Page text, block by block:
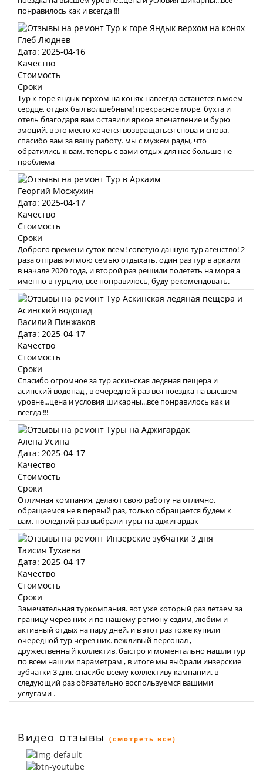
понравилось как и всегда !!!
Глеб Люднев
Дата: 2025-04-16
Качество
Стоимость
Сроки
Тур к горе яндык верхом на конях навсегда останется в моем
сердце, отдых был волшебным! прекрасное море, бухта и
отель благодаря вам оставили яркое впечатление и бурю
эмоций. в это место хочется возвращаться снова и снова.
спасибо вам за вашу работу. мы с мужем рады, что
обратились к вам. теперь с вами отдых для нас больше не
проблема
Георгий Мосжухин
Дата: 2025-04-17
Качество
Стоимость
Сроки
Доброго времени суток всем! советую данную тур агенство! 2
раза отправлял мою семью отдыхать, один раз тур в аркаим
в начале 2020 года, и второй раз решили полететь на моря а
именно в турцию, все понравилось, буду рекомендовать.
Василий Пинжаков
Дата: 2025-04-17
Качество
Стоимость
Сроки
Спасибо огромное за тур аскинская ледяная пещера и
асинский водопад , в очередной раз вся поездка на высшем
уровне...цена и условия шикарны...все понравилось как и
всегда !!!
Алёна Усина
Дата: 2025-04-17
Качество
Стоимость
Сроки
Отличная компания, делают свою работу на отлично,
обращаемся не в первый раз, только обращается будем к
вам, последний раз выбрали туры на аджигардак
Таисия Тухаева
Дата: 2025-04-17
Качество
Стоимость
Сроки
Замечательная туркомпания. вот уже который раз летаем за
границу через них и по нашему региону ездим, любим и
активный отдых на пару дней. и в этот раз тоже купили
очередной тур через них. вежливый персонал ,
дружественный коллектив. быстро и моментально нашли тур
по всем нашим параметрам , в итоге мы выбрали инзерские
зубчатки 3 дня. спасибо всему коллективу кампании. в
следующий раз обязательно воспользуемся вашими
услугами .
Видео отзывы (смотреть все)